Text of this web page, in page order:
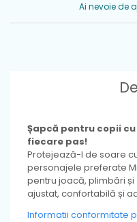
Ai nevoie de
Șapcă pentru copii cu
fiecare pas!
Protejează-l de soare
personajele preferate
pentru joacă, plimbări
ajustat, confortabilă și
Informatii conformitate